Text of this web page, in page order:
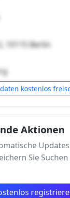
10115 Berlin
kostenlos
Aktionen
Sie